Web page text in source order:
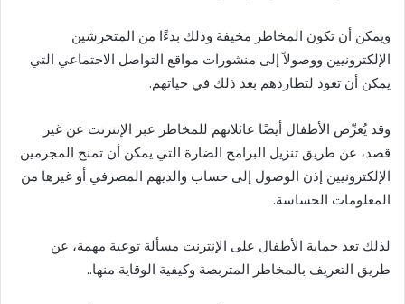
ويمكن أن تكون المخاطر مخيفة وذلك بدءًا من المتحرشين
الإلكترونيين ووصولاً إلى منشورات مواقع التواصل الاجتماعي التي
يمكن أن تعود لتطاردهم بعد ذلك في حياتهم.
وقد يُعرِّض الأطفال أيضًا عائلاتهم للمخاطر عبر الإنترنت عن غير
قصد، عن طريق تنزيل البرامج الضارة التي يمكن أن تمنح المجرمين
الإلكترونيين إذن الوصول إلى حساب والديهم المصرفي أو غيرها من
المعلومات الحساسة.
لذلك تعد حماية الأطفال على الإنترنت مسألة توعية مهمة، عن
طريق التعريف بالمخاطر المتربصة وكيفية الوقاية منها..